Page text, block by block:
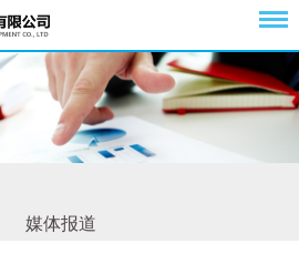
媒体报道